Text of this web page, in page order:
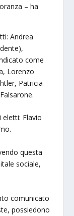
– ha
Andrea
come
Lorenzo
Patricia
Flavio
questa
sociale,
comunicato
possiedono